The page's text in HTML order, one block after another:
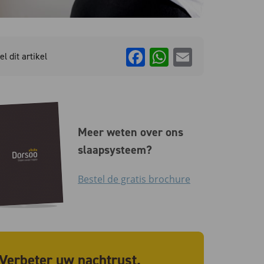
dit artikel Facebook
WhatsApp
Meer weten over ons
slaapsysteem?
Bestel de gratis brochure